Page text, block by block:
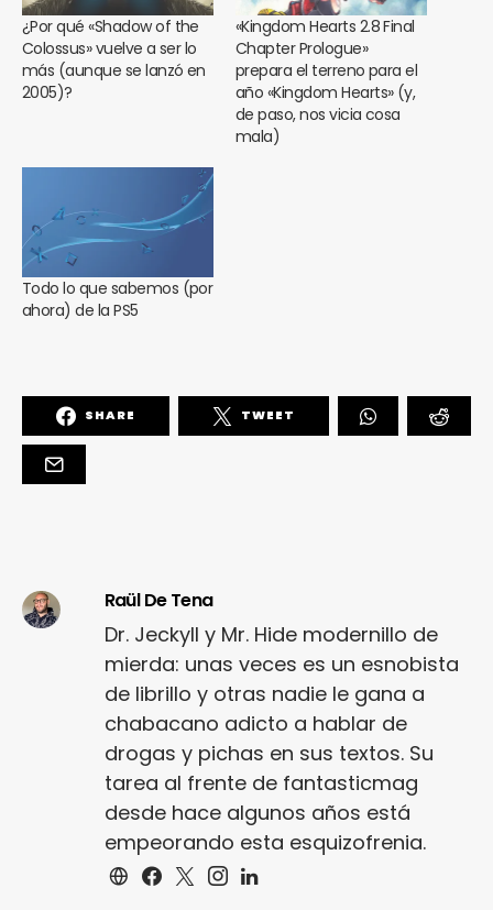
¿Por qué «Shadow of the
Colossus» vuelve a ser lo
más (aunque se lanzó en
2005)?
«Kingdom Hearts 2.8 Final
Chapter Prologue»
prepara el terreno para el
año «Kingdom Hearts» (y,
de paso, nos vicia cosa
mala)
Todo lo que sabemos (por
ahora) de la PS5
SHARE TWEET
Raül De Tena
Dr. Jeckyll y Mr. Hide modernillo de
mierda: unas veces es un esnobista
de librillo y otras nadie le gana a
chabacano adicto a hablar de
drogas y pichas en sus textos. Su
tarea al frente de fantasticmag
desde hace algunos años está
empeorando esta esquizofrenia.